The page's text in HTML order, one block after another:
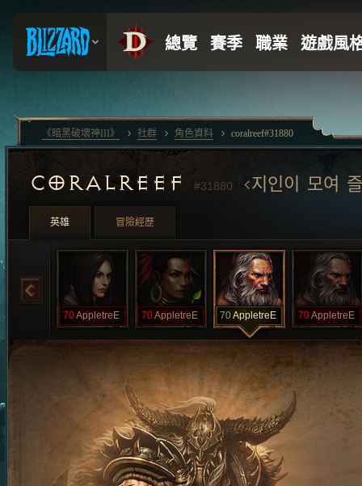
CORALREEF #31880 지인이 모여
英雄 冒險經歷
70AppletreE 70AppletreE 70AppletreE 70AppletreE
《暗黑破壞神III》 社群 角色資料 coralreef#31880